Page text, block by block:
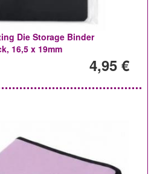
Die Storage Binder
16,5 x 19mm
4,95 €